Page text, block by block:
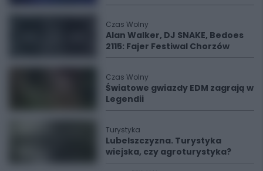
Czas Wolny
Alan Walker, DJ SNAKE, Bedoes
2115: Fajer Festiwal Chorzów
Czas Wolny
Światowe gwiazdy EDM zagrają w
Legendii
Turystyka
Lubelszczyzna. Turystyka
wiejska, czy agroturystyka?